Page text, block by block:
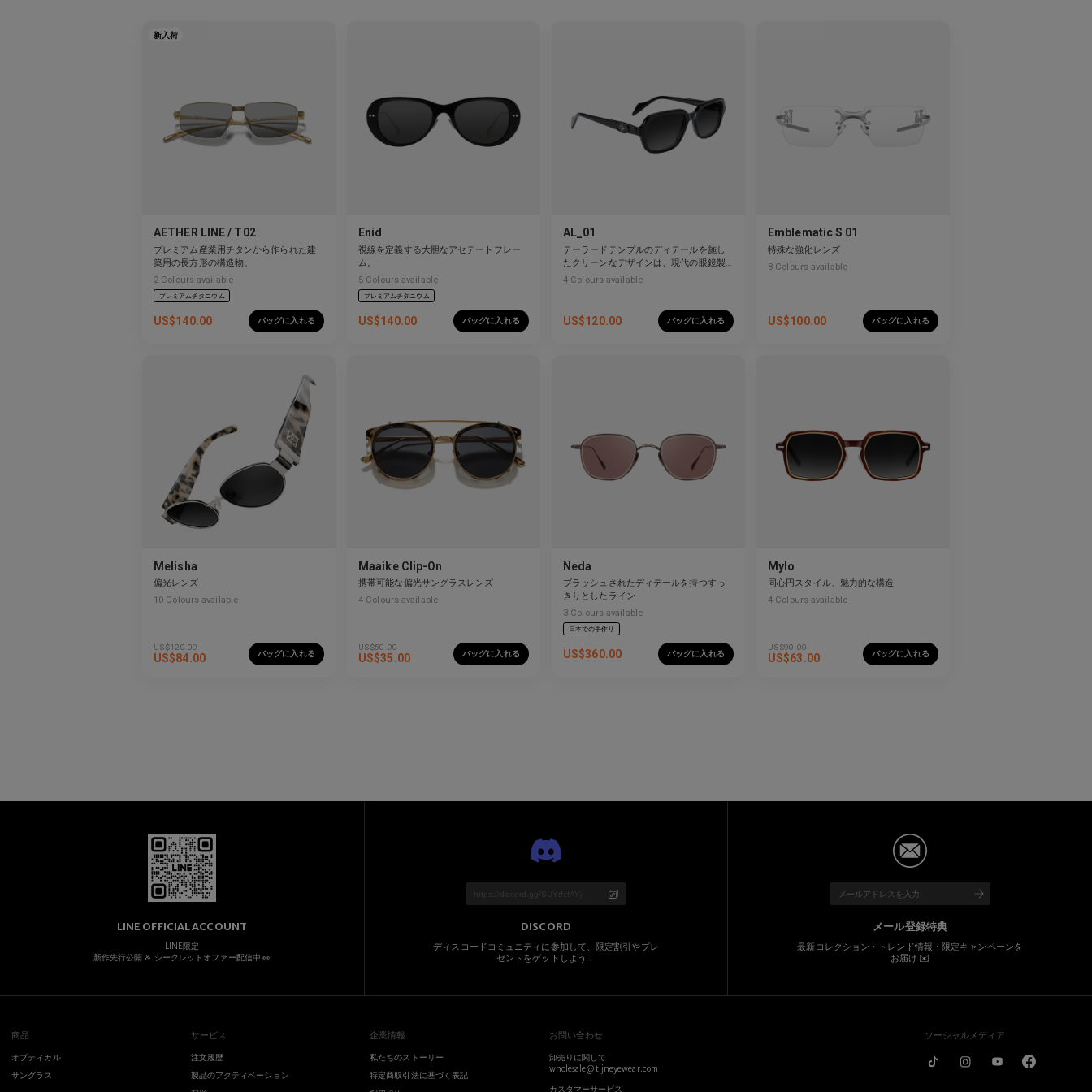
新入荷
AETHER LINE / T02
プレミアム産業用チタンから作られた建
築用の長方形の構造物。
2 Colours available
プレミアムチタニウム
US$140.00 バッグに入れる
Enid
視線を定義する大胆なアセテートフレー
ム。
5 Colours available
プレミアムチタニウム
US$140.00 バッグに入れる
AL_01
テーラードテンプルのディテールを施し
たクリーンなデザインは、現代の眼鏡製
作を再定義しています。
4 Colours available
US$120.00 バッグに入れる
Emblematic S 01
特殊な強化レンズ
8 Colours available
US$100.00 バッグに入れる
Melisha
偏光レンズ
10 Colours available
US$120.00
US$84.00 バッグに入れる
Maaike Clip-On
携帯可能な偏光サングラスレンズ
4 Colours available
US$50.00
US$35.00 バッグに入れる
Neda
ブラッシュされたディテールを持つすっ
きりとしたライン
3 Colours available
日本での手作り
US$360.00 バッグに入れる
Mylo
同心円スタイル、魅力的な構造
4 Colours available
US$90.00
US$63.00 バッグに入れる
LINE OFFICIAL ACCOUNT
LINE限定
新作先行公開 ＆ シークレットオファー配信中 👀
DISCORD
ディスコードコミュニティに参加して、限定割引やプレ
ゼントをゲットしよう！
メール登録特典
最新コレクション・トレンド情報・限定キャンペーンを
お届け ✉️
商品
オプティカル
サングラス
サービス
注文履歴
製品のアクティベーション
企業情報
私たちのストーリー
特定商取引法に基づく表記
お問い合わせ
卸売りに関して
wholesale@tijneyewear.com
カスタマーサービス
ソーシャルメディア